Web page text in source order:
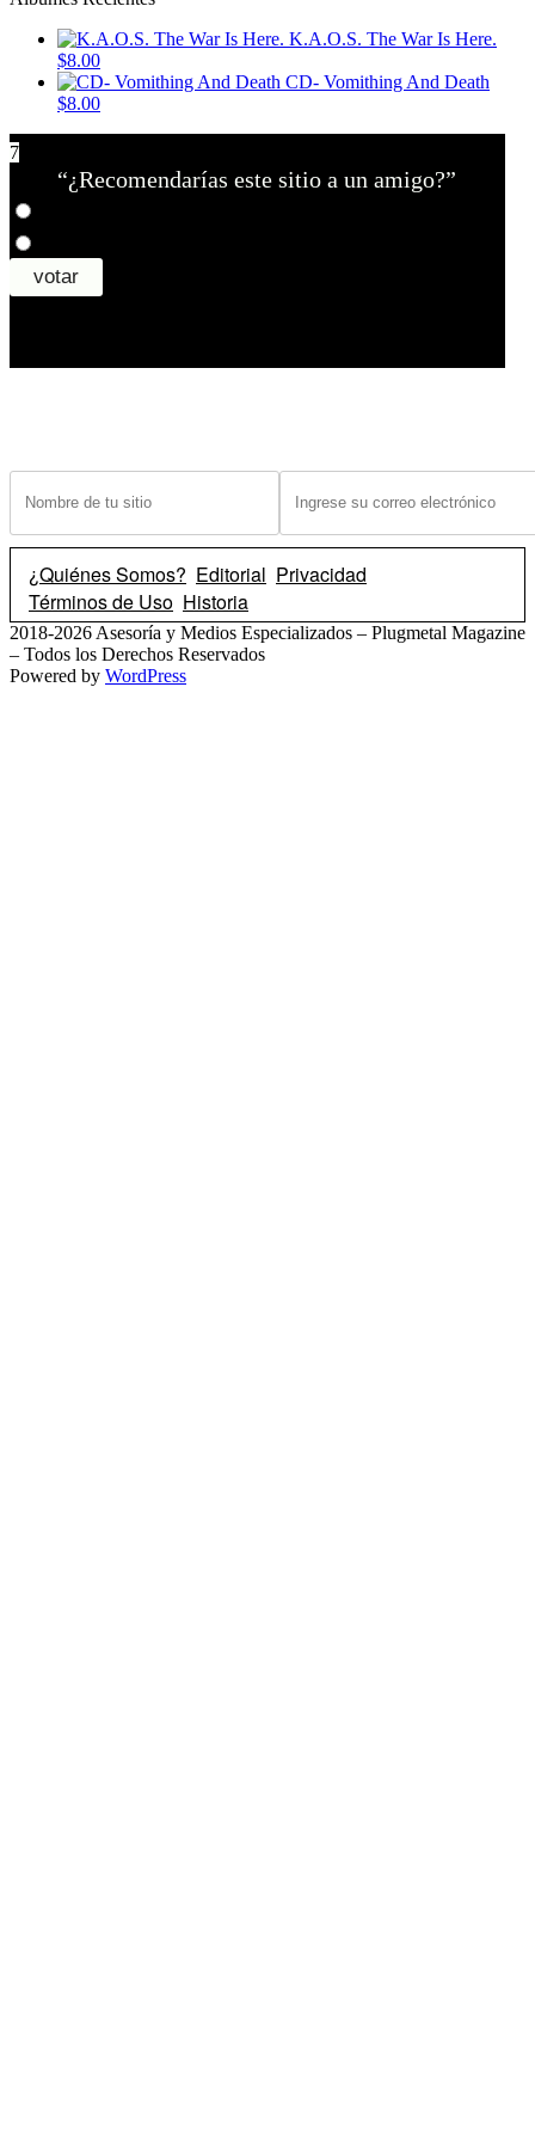
K.A.O.S. The War Is Here.
$8.00
CD- Vomithing And Death
$8.00
7
“¿Recomendarías este sitio a un amigo?”
¿Quiénes Somos? Editorial Privacidad
Términos de Uso Historia
2018-2026 Asesoría y Medios Especializados – Plugmetal Magazine
– Todos los Derechos Reservados
Powered by WordPress